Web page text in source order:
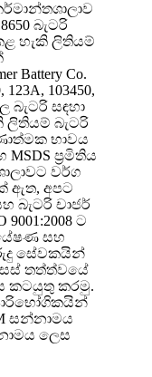
බැටරි
හැකි ලිතියම්
Battery Co.
123A, 103450,
බැටරි සඳහා
බැටරි
භාවය
MSDS ප්‍රමිතිය
වර්ග
ඇත, අපට
බැටරි චාජර්
9001:2008 ට
සහ
සේවකයින්
තත්ත්වයේ
කටයුතු කරමු.
සන්නාමය
ලෙස